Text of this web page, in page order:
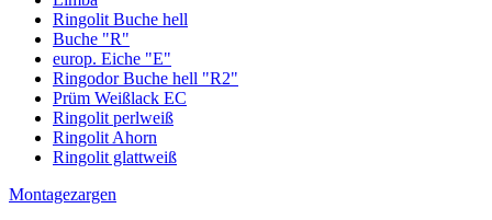
Ringolit Buche hell
Buche "R"
europ. Eiche "E"
Ringodor Buche hell "R2"
Prüm Weißlack EC
Ringolit perlweiß
Ringolit Ahorn
Ringolit glattweiß
Montagezargen